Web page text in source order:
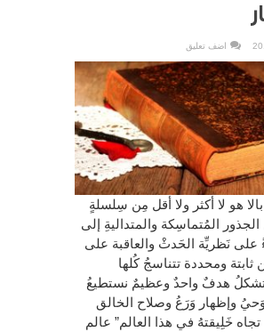
اضف تعليق
هو لا أكثر ولا أقل مِن سِلسلةٍ
المُتماسِكة والمتداليةِ إلى
على نَظريِّة الحَدثْ والعاقبة على
ثابتة ومحددة تتناسجُ كُلها
هدفٌ واحدٌ وعظيمٌ نستطيعُ
وإظهار وَرَعُ وصلاح الخالق
خَلِيقتهُ في هذا العالم” عالم